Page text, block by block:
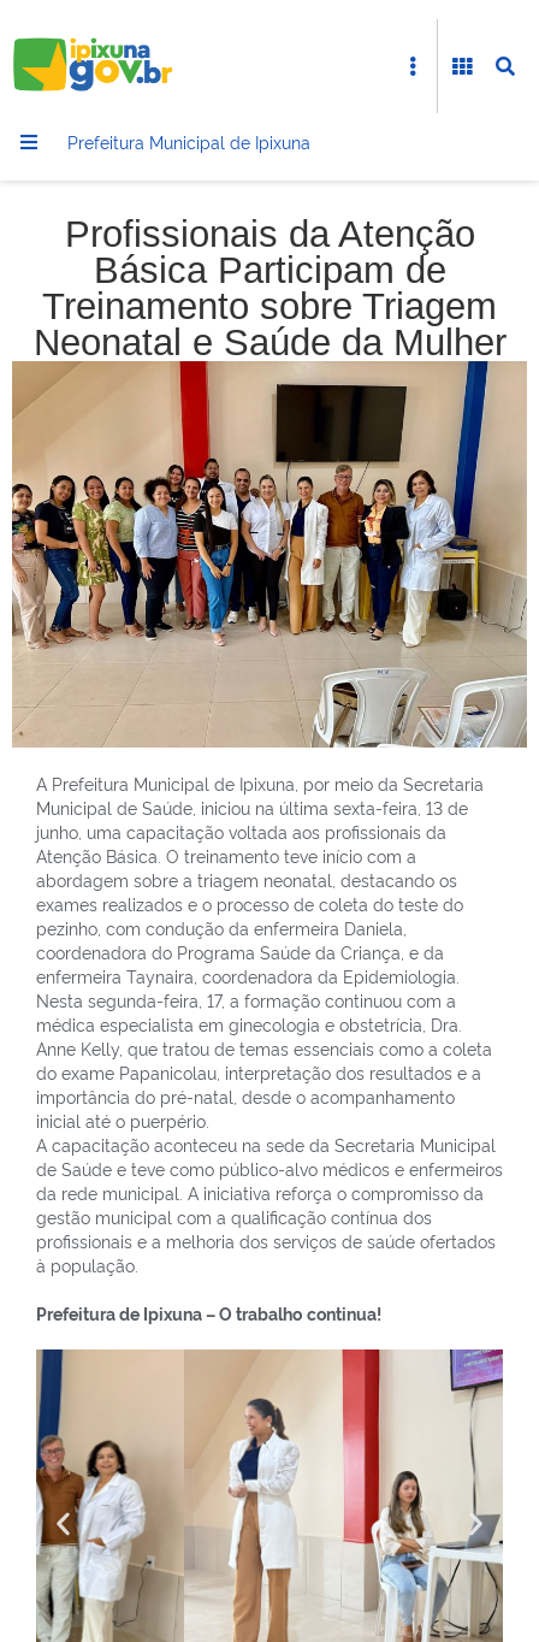
Prefeitura Municipal de Ipixuna
Profissionais da Atenção
Básica Participam de
Treinamento sobre Triagem
Neonatal e Saúde da Mulher
A Prefeitura Municipal de Ipixuna, por meio da Secretaria
Municipal de Saúde, iniciou na última sexta-feira, 13 de
junho, uma capacitação voltada aos profissionais da
Atenção Básica. O treinamento teve início com a
abordagem sobre a triagem neonatal, destacando os
exames realizados e o processo de coleta do teste do
pezinho, com condução da enfermeira Daniela,
coordenadora do Programa Saúde da Criança, e da
enfermeira Taynaira, coordenadora da Epidemiologia.
Nesta segunda-feira, 17, a formação continuou com a
médica especialista em ginecologia e obstetrícia, Dra.
Anne Kelly, que tratou de temas essenciais como a coleta
do exame Papanicolau, interpretação dos resultados e a
importância do pré-natal, desde o acompanhamento
inicial até o puerpério.
A capacitação aconteceu na sede da Secretaria Municipal
de Saúde e teve como público-alvo médicos e enfermeiros
da rede municipal. A iniciativa reforça o compromisso da
gestão municipal com a qualificação contínua dos
profissionais e a melhoria dos serviços de saúde ofertados
à população.
Prefeitura de Ipixuna – O trabalho continua!